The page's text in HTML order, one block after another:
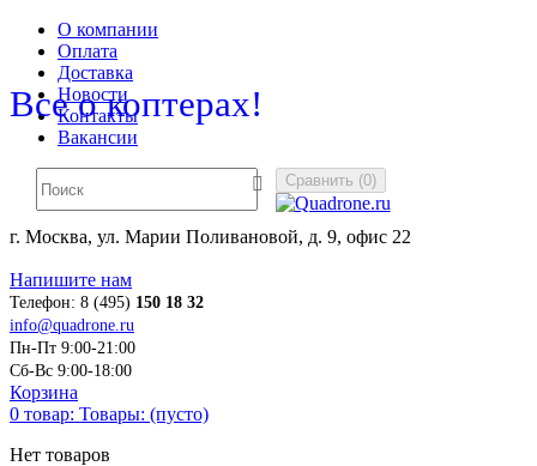
О компании
Оплата
Доставка
Новости
Контакты
Вакансии
Сравнить (0)
Все о коптерах!
г. Москва, ул. Марии Поливановой, д. 9, офис 22
Напишите нам
Телефон: 8 (495) 150 18 32
info@quadrone.ru
Пн-Пт 9:00-21:00
Сб-Вс 9:00-18:00
Корзина
0 товар: Товары: (пусто)
Нет товаров